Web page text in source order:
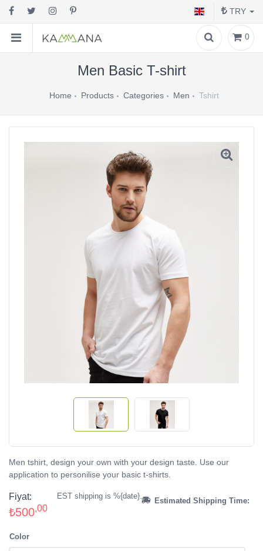
TRY
0
Men Basic T-shirt
Home Products Categories Men Tshirt
Men tshirt, design your own with your design taste. Use our
application to personilise your basic t-shirts.
Fiyat:
₺500,00
Estimated Shipping Time:
EST shipping is %{date}.
Color